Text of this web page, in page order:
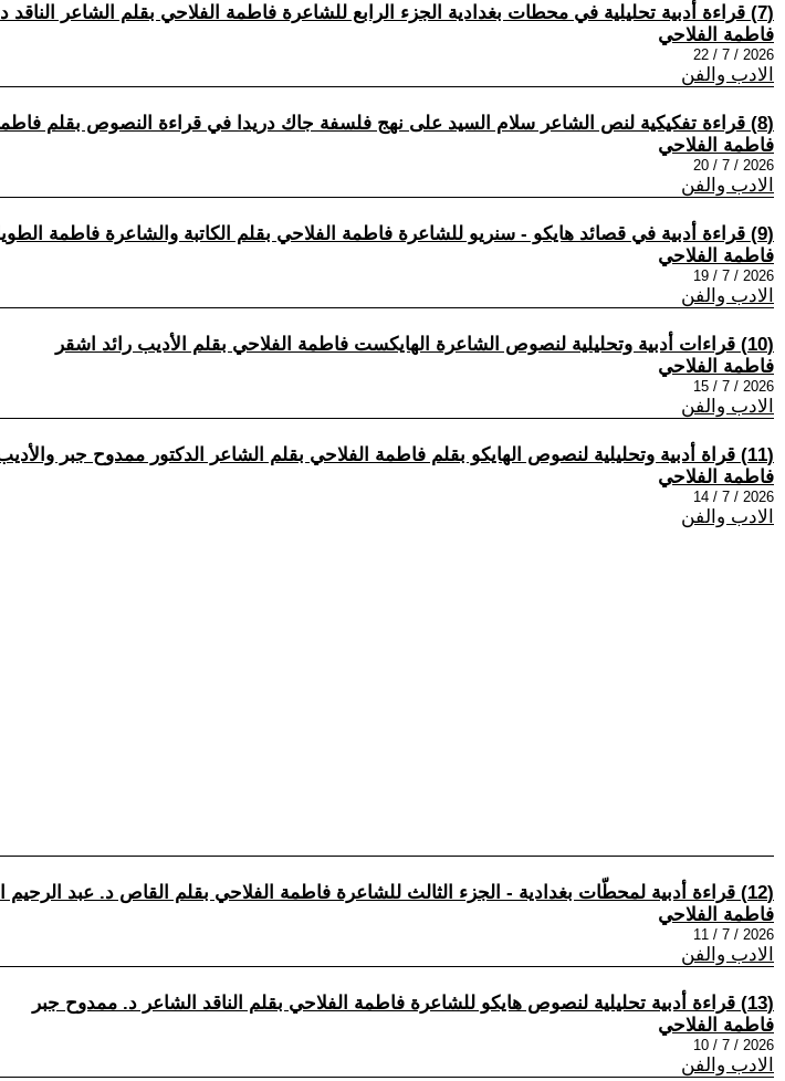
(7) قراءة أدبية تحليلية في محطات بغدادية الجزء الرابع للشاعرة فاطمة الفلاحي بقلم الشاعر الناقد د. ممدوح جبر
فاطمة الفلاحي
2026 / 7 / 22
الادب والفن
(8) قراءة تفكيكية لنص الشاعر سلام السيد على نهج فلسفة جاك دريدا في قراءة النصوص بقلم فاطمة الفلاحي
فاطمة الفلاحي
2026 / 7 / 20
الادب والفن
(9) قراءة أدبية في قصائد هايكو - سنريو للشاعرة فاطمة الفلاحي بقلم الكاتبة والشاعرة فاطمة الطويل- الجزائر
فاطمة الفلاحي
2026 / 7 / 19
الادب والفن
(10) قراءات أدبية وتحليلية لنصوص الشاعرة الهايكست فاطمة الفلاحي بقلم الأديب رائد اشقر
فاطمة الفلاحي
2026 / 7 / 15
الادب والفن
(11) قراة أدبية وتحليلية لنصوص الهايكو بقلم فاطمة الفلاحي بقلم الشاعر الدكتور ممدوح جبر والأديب رائد أشقر
فاطمة الفلاحي
2026 / 7 / 14
الادب والفن
(12) قراءة أدبية لمحطّات بغدادية - الجزء الثالث للشاعرة فاطمة الفلاحي بقلم القاص د. عبد الرحيم الشويلي وقراءة للدكتور ممدوح جبر
فاطمة الفلاحي
2026 / 7 / 11
الادب والفن
(13) قراءة أدبية تحليلية لنصوص هايكو للشاعرة فاطمة الفلاحي بقلم الناقد الشاعر د. ممدوح جبر
فاطمة الفلاحي
2026 / 7 / 10
الادب والفن